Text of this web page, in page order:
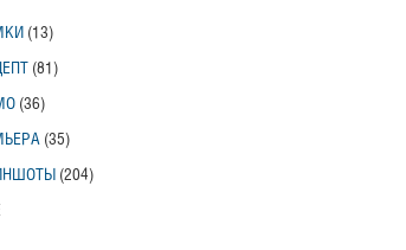
(13)
(81)
(36)
(35)
(204)